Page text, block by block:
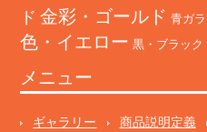
ド 金彩・ゴールド 青ガラ
色・イエロー 黒・ブラック
メニュー
ギャラリー 商品説明定義